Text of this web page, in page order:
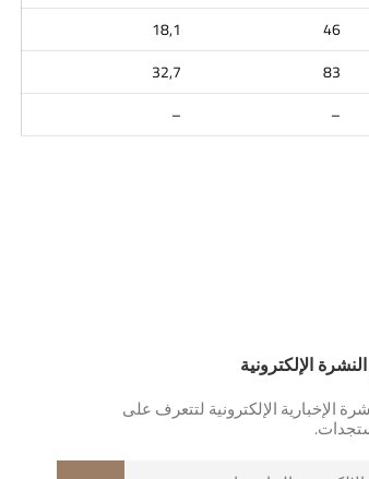
46
18,1
83
32,7
–
–
الإلكترونية
الإخبارية الإلكترونية لتتعرف على